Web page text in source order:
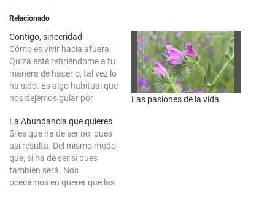
Relacionado
Contigo, sinceridad
Cómo es vivir hacia afuera.
Quizá esté refiriéndome a tu
manera de hacer o, tal vez lo
ha sido. Es algo habitual que
nos dejemos guiar por
nuestra vida, parece
absurdo que sea así pero, en
realidad sí lo es. O acaso si
te sinceras…
Las pasiones de la vida
La Abundancia que quieres
Si es que ha de ser no, pues
así resulta. Del mismo modo
que, si ha de ser sí pues
también será. Nos
ocecamos en querer que las